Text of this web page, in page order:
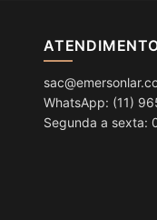
WhatsApp: (11)
Segunda a sexta: